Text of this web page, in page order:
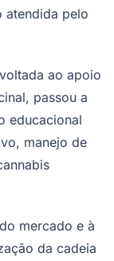
atendida pelo
ao apoio
passou a
educacional
manejo de
mercado e à
da cadeia